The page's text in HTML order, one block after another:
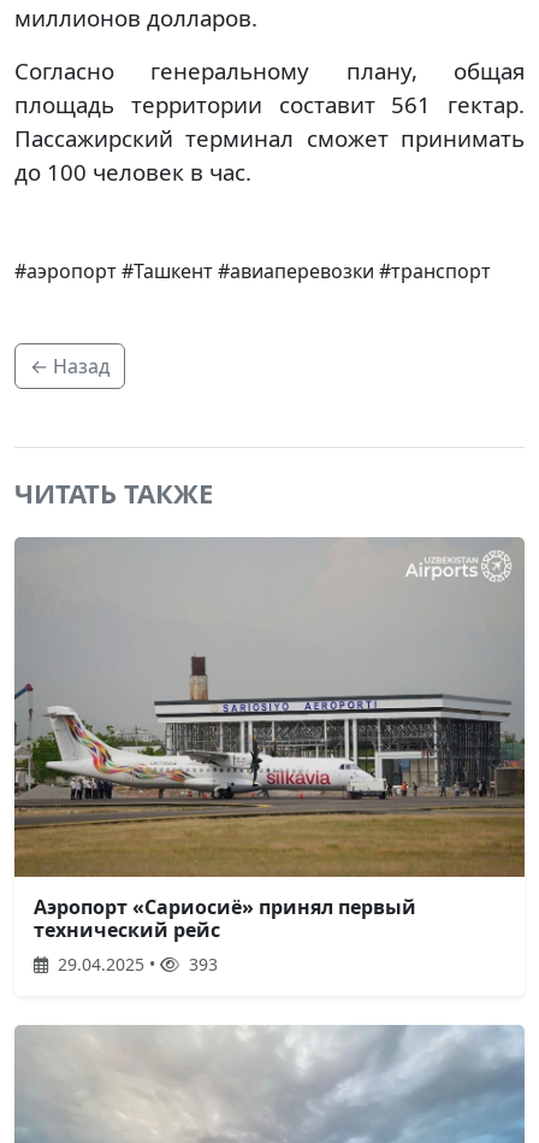
миллионов долларов.
Согласно генеральному плану, общая
площадь территории составит 561 гектар.
Пассажирский терминал сможет принимать
до 100 человек в час.
#аэропорт #Ташкент #авиаперевозки #транспорт
← Назад
ЧИТАТЬ ТАКЖЕ
Аэропорт «Сариосиё» принял первый
технический рейс
29.04.2025 • 393